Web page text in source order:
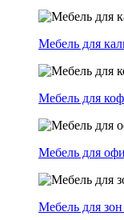
Мебель для
Мебель для
Мебель для
Мебель для